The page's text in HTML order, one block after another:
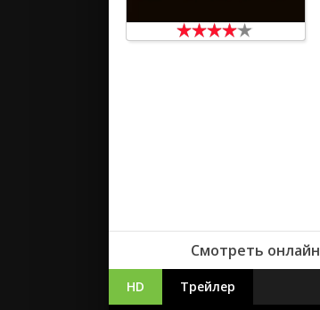
Смотреть
HD Трейлер